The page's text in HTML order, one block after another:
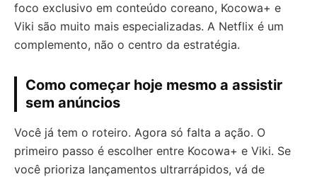
foco exclusivo em conteúdo coreano, Kocowa+ e
Viki são muito mais especializadas. A Netflix é um
complemento, não o centro da estratégia.
Como começar hoje mesmo a assistir
sem anúncios
Você já tem o roteiro. Agora só falta a ação. O
primeiro passo é escolher entre Kocowa+ e Viki. Se
você prioriza lançamentos ultrarrápidos, vá de